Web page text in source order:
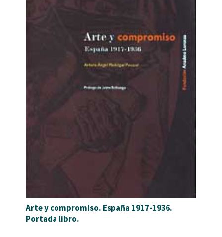
Arte y compromiso. España 1917-1936.
Portada libro.